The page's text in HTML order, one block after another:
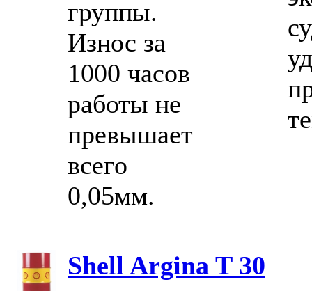
группы.
Износ за
1000 часов
работы не
превышает
всего
0,05мм.
Shell Argina T 30